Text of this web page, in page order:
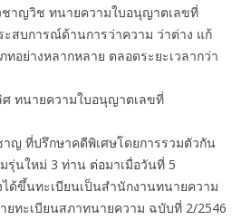
าญวิช ทนายความใบอนุญาตเลขที่
ะสบการณ์ด้านการว่าความ ว่าต่าง แก้
ทอย่างหลากหลาย ตลอดระยะเวลากว่า
ทนายความใบอนุญาตเลขที่
ญ ที่ปรึกษาคดีพิเศษโดยการรวมตัวกัน
รุ่นใหม่ 3 ท่าน ต่อมาเมื่อวันที่ 5
ได้ขึ้นทะเบียนเป็นสำนักงานทนายความ
ยทะเบียนสภาทนายความ ฉบับที่ 2/2546